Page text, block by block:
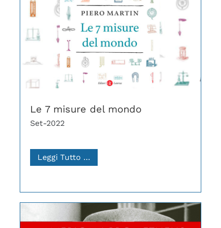
Le 7 misure del mondo
Set-2022
Leggi Tutto …